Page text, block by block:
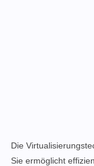
Die
Sie ermöglicht